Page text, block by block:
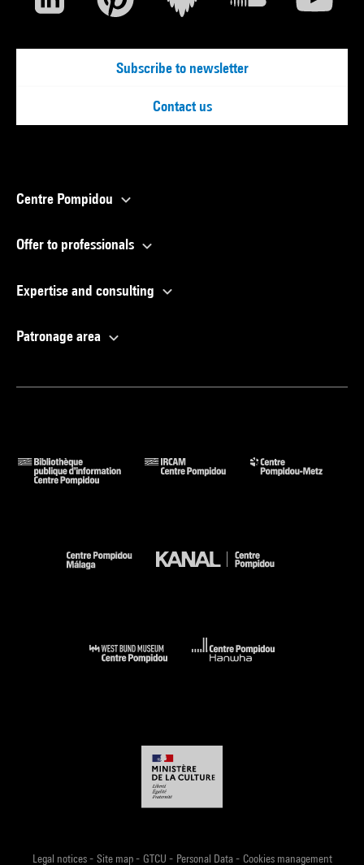
Subscribe to newsletter
Contact us
Centre Pompidou
Offer to professionals
Expertise and consulting
Patronage area
Legal notices- Site map- GTCU - Personal Data- Cookies management